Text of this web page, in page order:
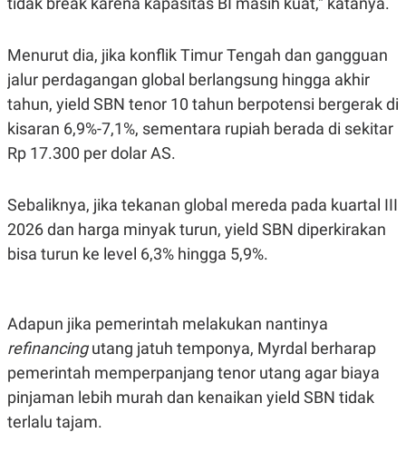
N
G
G
N
N
C
E
K
E
R
J
A
M
I
T
E
P
A
A
V
I
S
I
G
K
M
Menurut dia, jika konflik Timur Tengah dan gangguan
jalur perdagangan global berlangsung hingga akhir
tahun, yield SBN tenor 10 tahun berpotensi bergerak di
kisaran 6,9%-7,1%, sementara rupiah berada di sekitar
Rp 17.300 per dolar AS.
Sebaliknya, jika tekanan global mereda pada kuartal III
2026 dan harga minyak turun, yield SBN diperkirakan
bisa turun ke level 6,3% hingga 5,9%.
Adapun jika pemerintah melakukan nantinya
refinancingutang jatuh temponya, Myrdal berharap
pemerintah memperpanjang tenor utang agar biaya
pinjaman lebih murah dan kenaikan yield SBN tidak
terlalu tajam.